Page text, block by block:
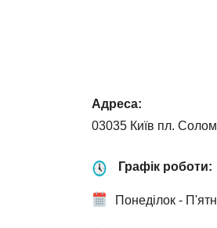
Адреса:
03035 Київ пл.
Графік роботи:
Понеділок -